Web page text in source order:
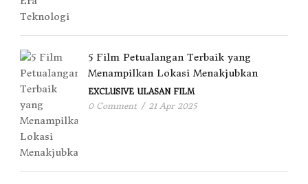
5 Film Petualangan Terbaik yang
Menampilkan Lokasi Menakjubkan
EXCLUSIVE ULASAN FILM
0 Comment / 21 Apr 2025